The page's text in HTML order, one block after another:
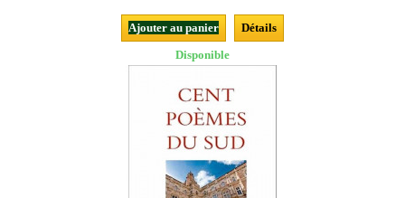
Ajouter au panier
Détails
Disponible